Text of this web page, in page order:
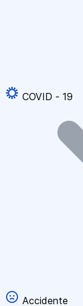
COVID - 19
Accidente